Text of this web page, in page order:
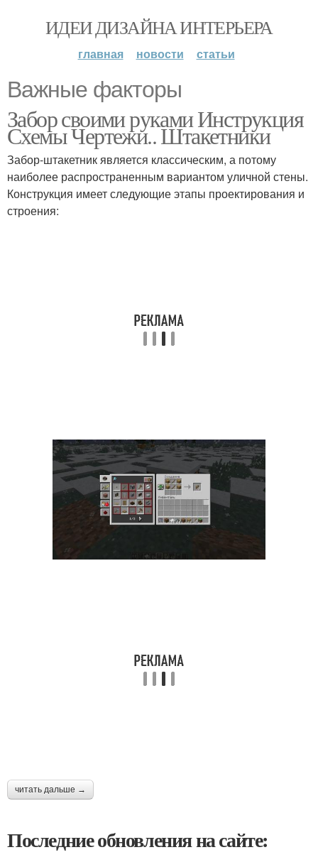
ИДЕИ ДИЗАЙНА ИНТЕРЬЕРА
главная новости статьи
Важные факторы
Забор своими руками Инструкция
Схемы Чертежи.. Штакетники
Забор-штакетник является классическим, а потому
наиболее распространенным вариантом уличной стены.
Конструкция имеет следующие этапы проектирования и
строения:
читать дальше →
Последние обновления на сайте: